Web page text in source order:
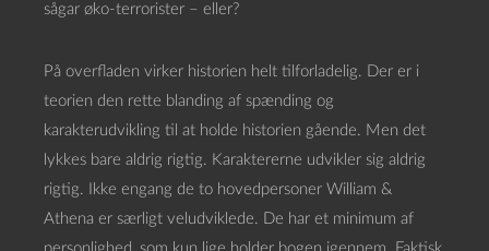
sågar øko-terrorister – eller?
På overfladen virker historien helt tilforladelig. Der er i
teorien den rette blanding af spænding og
karakterudvikling til at holde historien gående. Men det
lykkes bare aldrig rigtig. Karaktererne udvikler sig aldrig
rigtig. Ikke engang de to hovedpersoner William &
Athena er særligt veludviklede. De har et minimum af